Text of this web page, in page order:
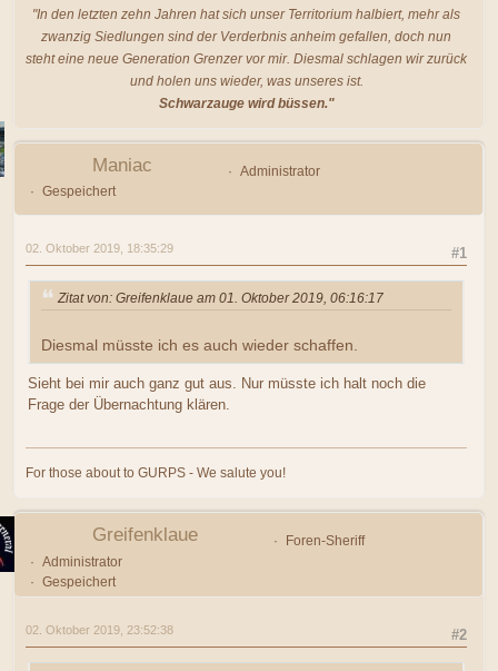
"In den letzten zehn Jahren hat sich unser Territorium halbiert, mehr als
zwanzig Siedlungen sind der Verderbnis anheim gefallen, doch nun
steht eine neue Generation Grenzer vor mir. Diesmal schlagen wir zurück
und holen uns wieder, was unseres ist.
Schwarzauge wird büssen."
Maniac
Administrator
Gespeichert
#1
02. Oktober 2019, 18:35:29
Zitat von: Greifenklaue am 01. Oktober 2019, 06:16:17
Diesmal müsste ich es auch wieder schaffen.
Sieht bei mir auch ganz gut aus. Nur müsste ich halt noch die
Frage der Übernachtung klären.
For those about to GURPS - We salute you!
Greifenklaue
Foren-Sheriff
Administrator
Gespeichert
#2
02. Oktober 2019, 23:52:38